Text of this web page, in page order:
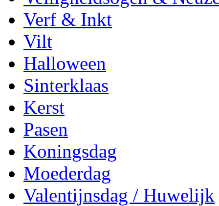
Verf & Inkt
Vilt
Halloween
Sinterklaas
Kerst
Pasen
Koningsdag
Moederdag
Valentijnsdag / Huwelijk